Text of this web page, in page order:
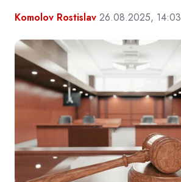
Komolov Rostislav 26.08.2025, 14:03